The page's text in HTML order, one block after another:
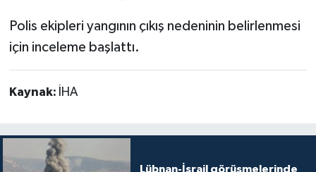
Polis ekipleri yangının çıkış nedeninin belirlenmesi
için inceleme başlattı.
Kaynak: İHA
Lübnan-İsrail görüşmelerinde